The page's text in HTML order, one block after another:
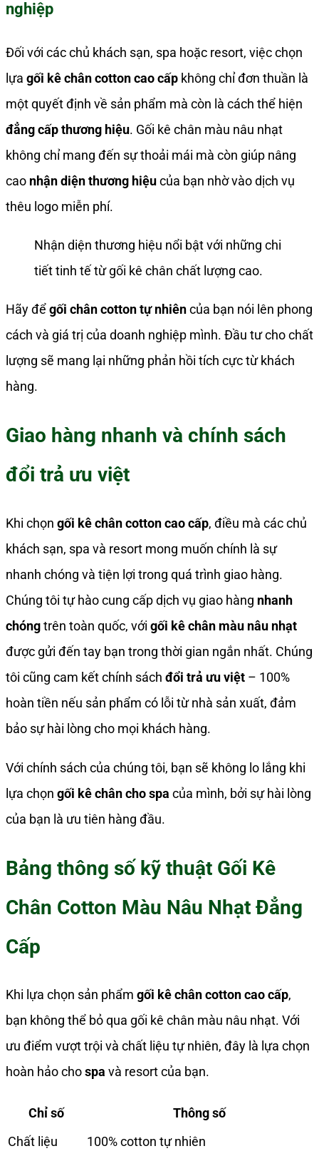
nghiệp
Đối với các chủ khách sạn, spa hoặc resort, việc chọn
lựa gối kê chân cotton cao cấp không chỉ đơn thuần là
một quyết định về sản phẩm mà còn là cách thể hiện
đẳng cấp thương hiệu. Gối kê chân màu nâu nhạt
không chỉ mang đến sự thoải mái mà còn giúp nâng
cao nhận diện thương hiệucủa bạn nhờ vào dịch vụ
thêu logo miễn phí.
Nhận diện thương hiệu nổi bật với những chi
tiết tinh tế từ gối kê chân chất lượng cao.
Hãy đểgối chân cotton tự nhiêncủa bạn nói lên phong
cách và giá trị của doanh nghiệp mình. Đầu tư cho chất
lượng sẽ mang lại những phản hồi tích cực từ khách
hàng.
Giao hàng nhanh và chính sách
đổi trả ưu việt
Khi chọn gối kê chân cotton cao cấp, điều mà các chủ
khách sạn, spa và resort mong muốn chính là sự
nhanh chóng và tiện lợi trong quá trình giao hàng.
Chúng tôi tự hào cung cấp dịch vụ giao hàng nhanh
chóngtrên toàn quốc, với gối kê chân màu nâu nhạt
được gửi đến tay bạn trong thời gian ngắn nhất. Chúng
tôi cũng cam kết chính sách đổi trả ưu việt – 100%
hoàn tiền nếu sản phẩm có lỗi từ nhà sản xuất, đảm
bảo sự hài lòng cho mọi khách hàng.
Với chính sách của chúng tôi, bạn sẽ không lo lắng khi
lựa chọn gối kê chân cho spa của mình, bởi sự hài lòng
của bạn là ưu tiên hàng đầu.
Bảng thông số kỹ thuật Gối Kê
Chân Cotton Màu Nâu Nhạt Đẳng
Cấp
Khi lựa chọn sản phẩm gối kê chân cotton cao cấp,
bạn không thể bỏ qua gối kê chân màu nâu nhạt. Với
ưu điểm vượt trội và chất liệu tự nhiên, đây là lựa chọn
hoàn hảo chospa và resort của bạn.
Chỉ số
Thông số
Chất liệu
100% cotton tự nhiên